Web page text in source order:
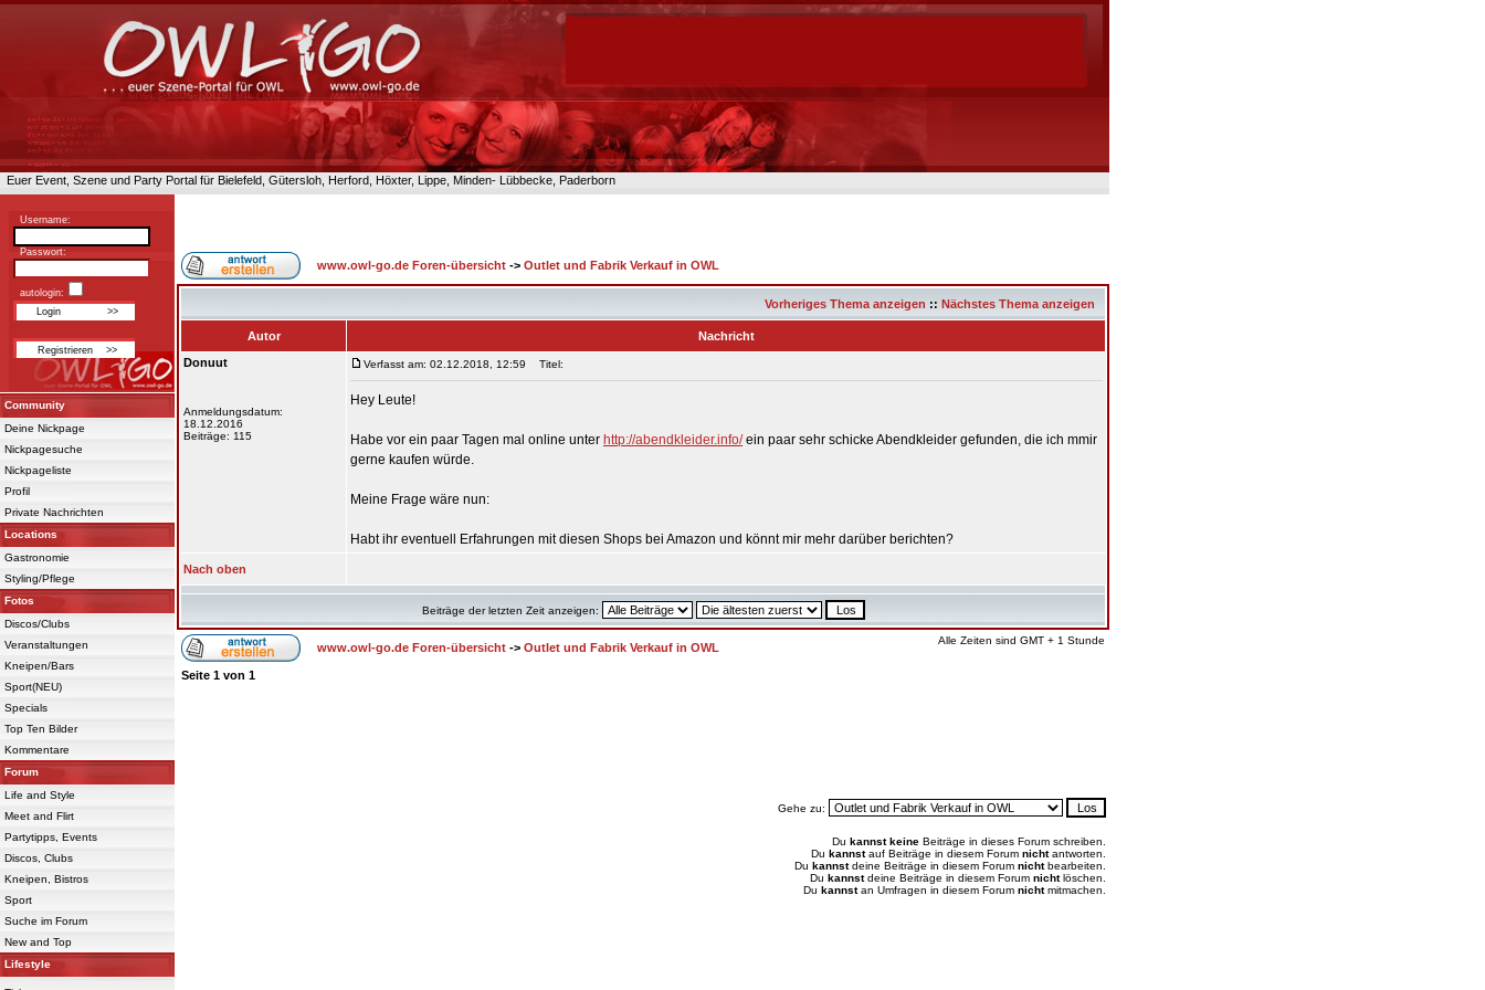
Euer Event, Szene und Party Portal für Bielefeld, Gütersloh, Herford, Höxter, Lippe, Minden- Lübbecke, Paderborn
Username:
Passwort:
autologin:
Community
Deine Nickpage
Nickpagesuche
Nickpageliste
Profil
Private Nachrichten
Locations
Gastronomie
Styling/Pflege
Fotos
Discos/Clubs
Veranstaltungen
Kneipen/Bars
Sport(NEU)
Specials
Top Ten Bilder
Kommentare
Forum
Life and Style
Meet and Flirt
Partytipps, Events
Discos, Clubs
Kneipen, Bistros
Sport
Suche im Forum
New and Top
Lifestyle
www.owl-go.de Foren-übersicht -> Outlet und Fabrik Verkauf in OWL
Vorheriges Thema anzeigen :: Nächstes Thema anzeigen
Autor
Nachricht
Donuut
Anmeldungsdatum:
18.12.2016
Beiträge: 115
Verfasst am: 02.12.2018, 12:59 Titel:
Hey Leute!
Habe vor ein paar Tagen mal online unter http://abendkleider.info/ein paar sehr schicke Abendkleider gefunden, die ich mmir
gerne kaufen würde.
Meine Frage wäre nun:
Habt ihr eventuell Erfahrungen mit diesen Shops bei Amazon und könnt mir mehr darüber berichten?
Nach oben
Beiträge der letzten Zeit anzeigen:
www.owl-go.de Foren-übersicht -> Outlet und Fabrik Verkauf in OWL
Alle Zeiten sind GMT + 1 Stunde
Seite 1 von 1
Gehe zu:
Du kannst keine Beiträge in dieses Forum schreiben.
Du kannstauf Beiträge in diesem Forum nichtantworten.
Du kannstdeine Beiträge in diesem Forum nichtbearbeiten.
Du kannstdeine Beiträge in diesem Forum nichtlöschen.
Du kannstan Umfragen in diesem Forum nichtmitmachen.